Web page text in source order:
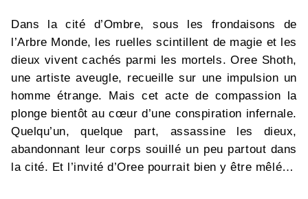
Dans la cité d’Ombre, sous les frondaisons de
l’Arbre Monde, les ruelles scintillent de magie et les
dieux vivent cachés parmi les mortels. Oree Shoth,
une artiste aveugle, recueille sur une impulsion un
homme étrange. Mais cet acte de compassion la
plonge bientôt au cœur d’une conspiration infernale.
Quelqu’un, quelque part, assassine les dieux,
abandonnant leur corps souillé un peu partout dans
la cité. Et l’invité d’Oree pourrait bien y être mêlé…